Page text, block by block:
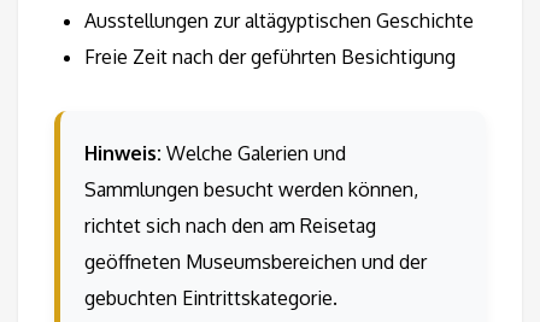
Ausstellungen zur altägyptischen Geschichte
Freie Zeit nach der geführten Besichtigung
Hinweis: Welche Galerien und
Sammlungen besucht werden können,
richtet sich nach den am Reisetag
geöffneten Museumsbereichen und der
gebuchten Eintrittskategorie.